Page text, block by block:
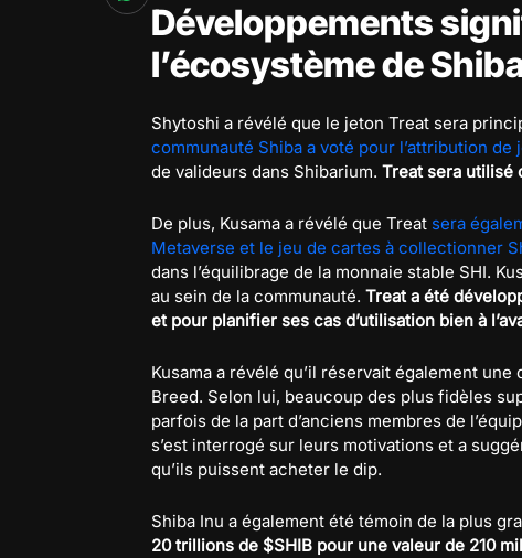
Développements
l’écosystème de
Shytoshi a révélé que le jeton Treat sera
communauté Shiba a voté pour l’attribution de
de valideurs dans Shibarium. Treat sera utilisé
De plus, Kusama a révélé que Treat sera
Metaverse et le jeu de cartes à collectionner
dans l’équilibrage de la monnaie stable SHI.
au sein de la communauté. Treat a été
et pour planifier ses cas d’utilisation bien à
Kusama a révélé qu’il réservait également
Breed. Selon lui, beaucoup des plus fidèles
parfois de la part d’anciens membres de
s’est interrogé sur leurs motivations et a
qu’ils puissent acheter le dip.
Shiba Inu a également été témoin de la plus
20 trillions de $SHIB pour une valeur de 210